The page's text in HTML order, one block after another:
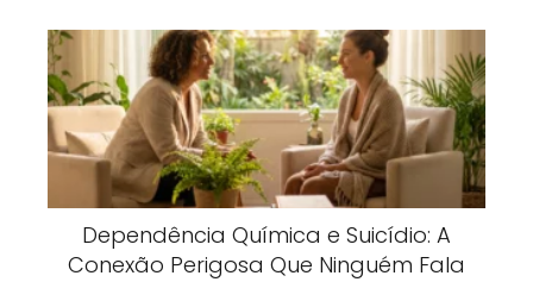
Dependência Química e Suicídio: A
Conexão Perigosa Que Ninguém Fala